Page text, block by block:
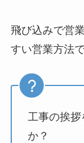
飛び込みで営
すい営業方法で
工事の挨
か？